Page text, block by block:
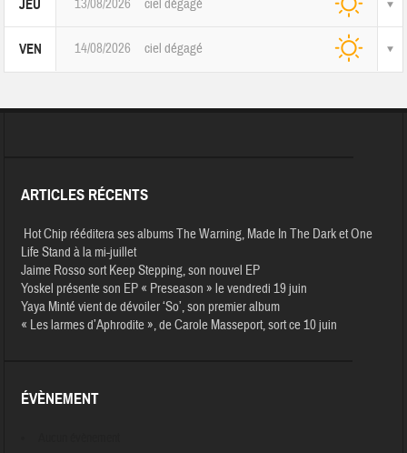
JEU 13/08/2026 ciel dégagé
VEN 14/08/2026 ciel dégagé
ARTICLES RÉCENTS
Hot Chip rééditera ses albums The Warning, Made In The Dark et One
Life Stand à la mi-juillet
Jaime Rosso sort Keep Stepping, son nouvel EP
Yoskel présente son EP « Preseason » le vendredi 19 juin
Yaya Minté vient de dévoiler ‘So’, son premier album
« Les larmes d’Aphrodite », de Carole Masseport, sort ce 10 juin
ÉVÈNEMENT